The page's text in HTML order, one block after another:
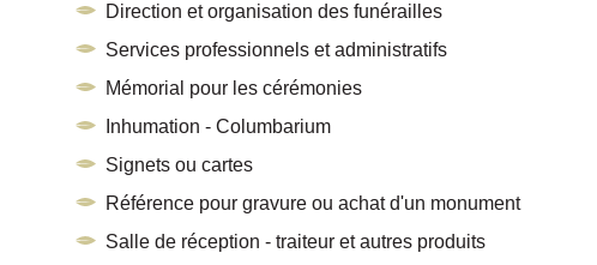
Direction et organisation des funérailles
Services professionnels et administratifs
Mémorial pour les cérémonies
Inhumation - Columbarium
Signets ou cartes
Référence pour gravure ou achat d'un monument
Salle de réception - traiteur et autres produits